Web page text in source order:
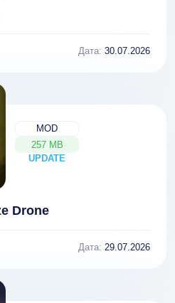
Дата: 30.07.2026
MOD
257 MB
UPDATE
NEW
Drone
Дата: 29.07.2026